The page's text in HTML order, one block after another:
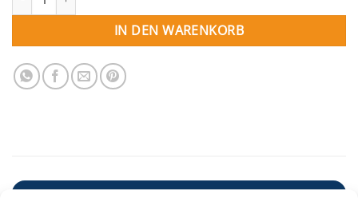
IN DEN WARENKORB
BESCHREIBUNG